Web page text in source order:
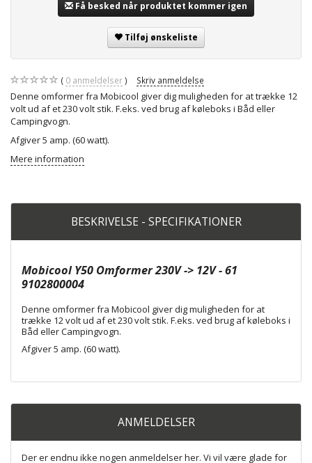
Få besked når produktet kommer igen
Tilføj ønskeliste
0 anmeldelser Skriv anmeldelse
Denne omformer fra Mobicool giver dig muligheden for at trække 12
volt ud af et 230 volt stik. F.eks. ved brug af køleboks i Båd eller
Campingvogn.
Afgiver 5 amp. (60 watt).
Mere information
BESKRIVELSE - SPECIFIKATIONER
Mobicool Y50 Omformer 230V -> 12V - 61
9102800004
Denne omformer fra Mobicool giver dig muligheden for at
trække 12 volt ud af et 230 volt stik. F.eks. ved brug af køleboks i
Båd eller Campingvogn.
Afgiver 5 amp. (60 watt).
ANMELDELSER
Der er endnu ikke nogen anmeldelser her. Vi vil være glade for